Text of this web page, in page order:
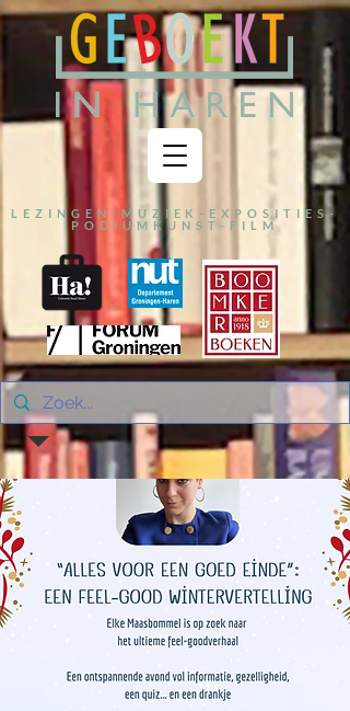
LEZINGEN-MUZIEK-EXPOSITIES-
PODIUMKUNST-FILM